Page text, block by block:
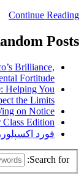
Continue Reading
Posts
Brilliance,
Fortitude
Helping You
the Limits
on Notice
Edition
فورد اکسپلورر
Search for: